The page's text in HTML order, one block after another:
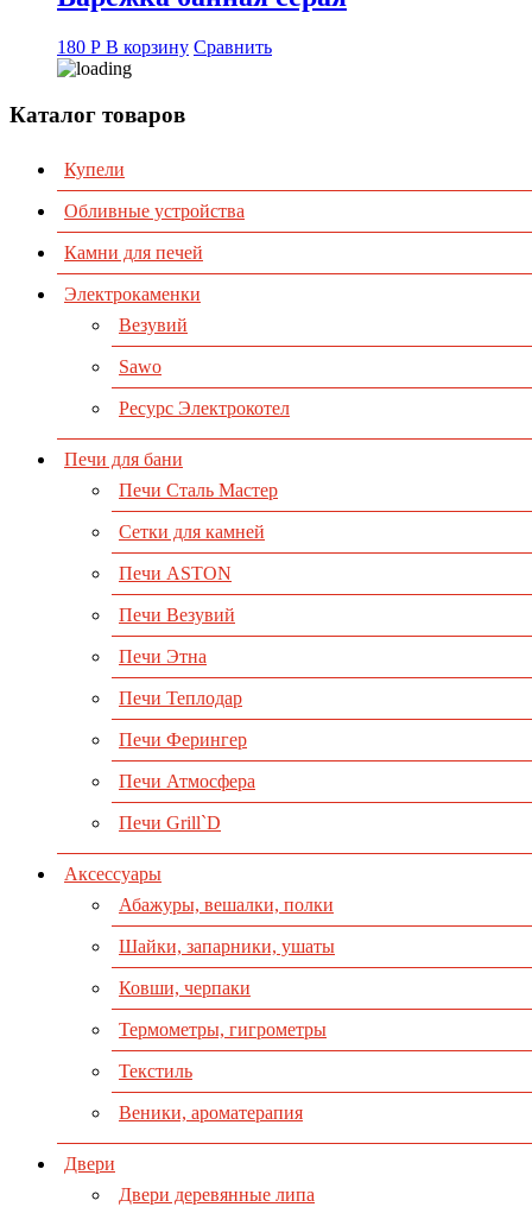
180 Р В корзину Сравнить
Каталог товаров
Купели
Обливные устройства
Камни для печей
Электрокаменки
Везувий
Sawo
Ресурс Электрокотел
Печи для бани
Печи Сталь Мастер
Сетки для камней
Печи ASTON
Печи Везувий
Печи Этна
Печи Теплодар
Печи Ферингер
Печи Атмосфера
Печи Grill`D
Аксессуары
Абажуры, вешалки, полки
Шайки, запарники, ушаты
Ковши, черпаки
Термометры, гигрометры
Текстиль
Веники, ароматерапия
Двери
Двери деревянные липа